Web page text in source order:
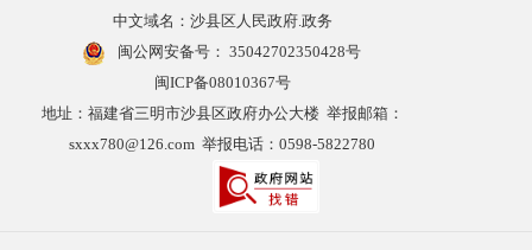
中文域名：沙县区人民政府.政务
闽公网安备号： 35042702350428号
闽ICP备08010367号
地址：福建省三明市沙县区政府办公大楼 举报邮箱：
sxxx780@126.com 举报电话：0598-5822780